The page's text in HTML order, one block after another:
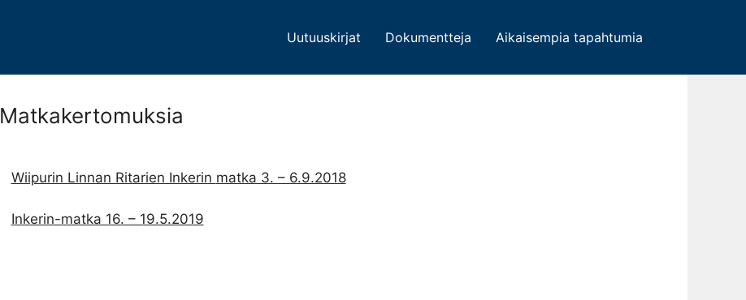
Uutuuskirjat Dokumentteja Aikaisempia tapahtumia
Matkakertomuksia
Wiipurin Linnan Ritarien Inkerin matka 3. – 6.9.2018
Inkerin-matka 16. – 19.5.2019